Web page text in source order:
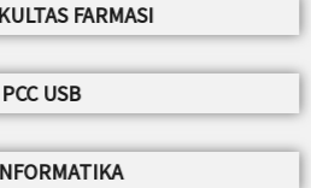
FARMASI
PCC USB